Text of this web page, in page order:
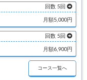
回数 5回
月額5,000円
回数 5回
月額6,900円
コース一覧へ